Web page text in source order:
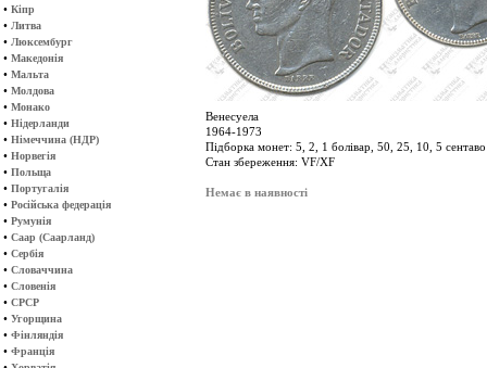
• Кіпр
• Литва
• Люксембург
• Македонія
• Мальта
• Молдова
• Монако
• Нідерланди
• Німеччина (НДР)
• Норвегія
• Польща
• Португалія
• Російська федерація
• Румунія
• Саар (Саарланд)
• Сербія
• Словаччина
• Словенія
• СРСР
• Угорщина
• Фінляндія
• Франція
Венесуела
1964-1973
Підборка монет: 5, 2, 1 болівар, 50, 25, 10, 5 сентаво
Стан збереження: VF/XF
Немає в наявності